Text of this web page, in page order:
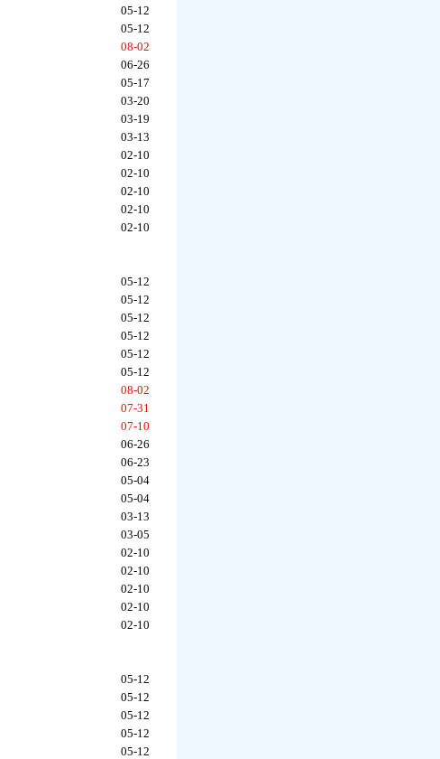
05-12
05-12
08-02
06-26
05-17
03-20
03-19
03-13
02-10
02-10
02-10
02-10
02-10
05-12
05-12
05-12
05-12
05-12
05-12
08-02
07-31
07-10
06-26
06-23
05-04
05-04
03-13
03-05
02-10
02-10
02-10
02-10
02-10
05-12
05-12
05-12
05-12
05-12